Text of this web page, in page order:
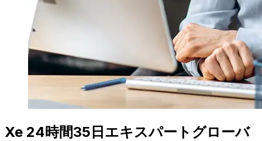
Xe 24時間35日エキスパートグローバ